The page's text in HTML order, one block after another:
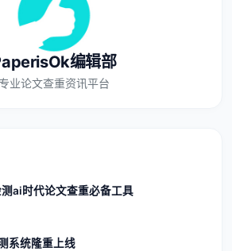
编辑部
业论文查重资讯平台
ai时代论文查重必备工具
系统隆重上线